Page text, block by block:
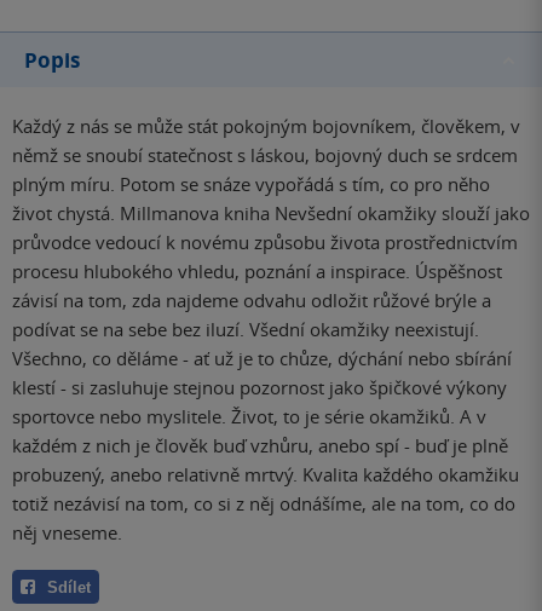
Popis
Každý z nás se může stát pokojným bojovníkem, člověkem, v
němž se snoubí statečnost s láskou, bojovný duch se srdcem
plným míru. Potom se snáze vypořádá s tím, co pro něho
život chystá. Millmanova kniha Nevšední okamžiky slouží jako
průvodce vedoucí k novému způsobu života prostřednictvím
procesu hlubokého vhledu, poznání a inspirace. Úspěšnost
závisí na tom, zda najdeme odvahu odložit růžové brýle a
podívat se na sebe bez iluzí. Všední okamžiky neexistují.
Všechno, co děláme - ať už je to chůze, dýchání nebo sbírání
klestí - si zasluhuje stejnou pozornost jako špičkové výkony
sportovce nebo myslitele. Život, to je série okamžiků. A v
každém z nich je člověk buď vzhůru, anebo spí - buď je plně
probuzený, anebo relativně mrtvý. Kvalita každého okamžiku
totiž nezávisí na tom, co si z něj odnášíme, ale na tom, co do
něj vneseme.
Sdílet